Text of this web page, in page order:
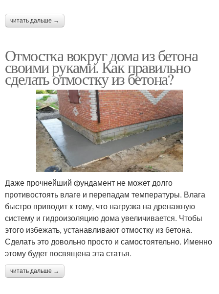
читать дальше →
Отмостка вокруг дома из бетона
своими руками. Как правильно
сделать отмостку из бетона?
Даже прочнейший фундамент не может долго
противостоять влаге и перепадам температуры. Влага
быстро приводит к тому, что нагрузка на дренажную
систему и гидроизоляцию дома увеличивается. Чтобы
этого избежать, устанавливают отмостку из бетона.
Сделать это довольно просто и самостоятельно. Именно
этому будет посвящена эта статья.
читать дальше →